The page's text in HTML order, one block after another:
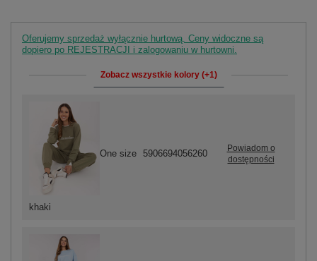
Oferujemy sprzedaż wyłącznie hurtową. Ceny widoczne są
dopiero po REJESTRACJI i zalogowaniu w hurtowni.
Zobacz wszystkie kolory (+1)
khaki
One size 5906694056260
Powiadom o
dostępności